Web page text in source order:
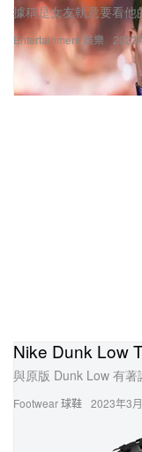
Entertainment 娛樂
據稱是女友執意要看他
2023
Footwear 球鞋
Nike Dunk Low
與原版 Dunk Low 有著
2023年3